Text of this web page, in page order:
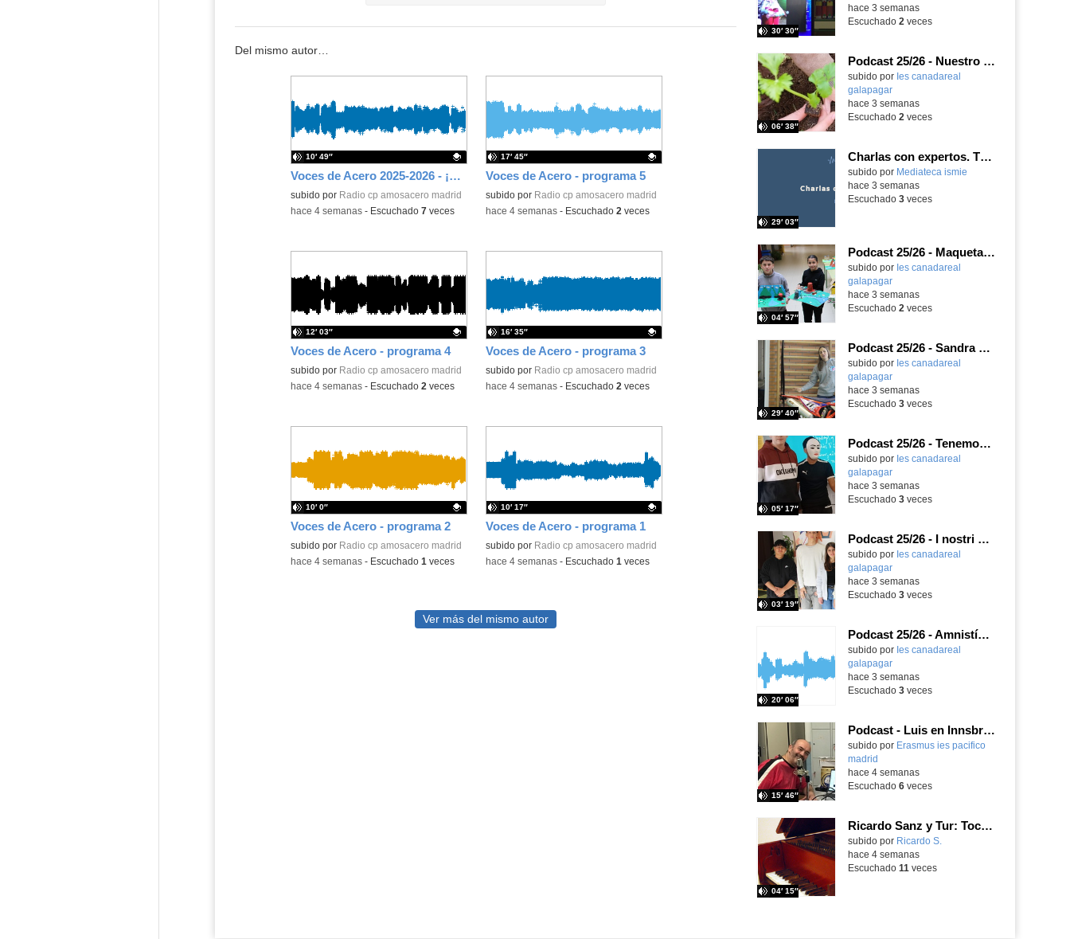
Del mismo autor…
Voces de Acero 2025-2026 - ¡Alerta, planeta!
Contenido educativo.
subido por Radio cp amosacero madrid
10′ 49″
-hace 4 semanas- Escuchado 7veces
Voces de Acero - programa 5
Contenido educativo.
subido por Radio cp amosacero madrid
17′ 45″
-hace 4 semanas- Escuchado 2 veces
Voces de Acero - programa 4
Contenido educativo.
subido por Radio cp amosacero madrid
12′ 03″
-hace 4 semanas- Escuchado 2 veces
Voces de Acero - programa 3
Contenido educativo.
subido por Radio cp amosacero madrid
16′ 35″
-hace 4 semanas- Escuchado 2 veces
Voces de Acero - programa 2
Contenido educativo.
subido por Radio cp amosacero madrid
10′ 0″
-hace 4 semanas- Escuchado 1 veces
Voces de Acero - programa 1
Contenido educativo.
subido por Radio cp amosacero madrid
10′ 17″
-hace 4 semanas- Escuchado 1 veces
Ver más del mismo autor
30′ 30″
hace 3 semanas
Escuchado 2 veces
Podcast 25/26 - Nuestro huerto escolar
subido por Ies canadareal
galapagar
06′ 38″
-
hace 3 semanas
Escuchado 2 veces
Charlas con expertos. T1, E5. David-Li Ilundáin Reviriego
subido por Mediateca ismie
29′ 03″
hace 3 semanas
Escuchado 3veces
Podcast 25/26 - Maquetas sobre el feudalismo
subido por Ies canadareal
galapagar
04′ 57″
-
hace 3 semanas
Escuchado 2 veces
Podcast 25/26 - Sandra Gómez, campeona de Enduro
subido por Ies canadareal
galapagar
29′ 40″
-
hace 3 semanas
Escuchado 3veces
Podcast 25/26 - Tenemos nueva profesora de Griego ¿Conoces a María Eugenia?
subido por Ies canadareal
galapagar
05′ 17″
-
hace 3 semanas
Escuchado 3veces
Podcast 25/26 - I nostri amici italiani
subido por Ies canadareal
galapagar
03′ 19″
-
hace 3 semanas
Escuchado 3veces
Podcast 25/26 - Amnistía Internacional
subido por Ies canadareal
galapagar
20′ 06″
-
hace 3 semanas
Escuchado 3veces
Podcast - Luis en Innsbruck
subido por Erasmus ies pacifico
madrid
15′ 46″
hace 4 semanas
Escuchado 6veces
Ricardo Sanz y Tur: Tocatina concertante al aire español
subido por Ricardo S.
04′ 15″
hace 4 semanas
Escuchado 11 veces